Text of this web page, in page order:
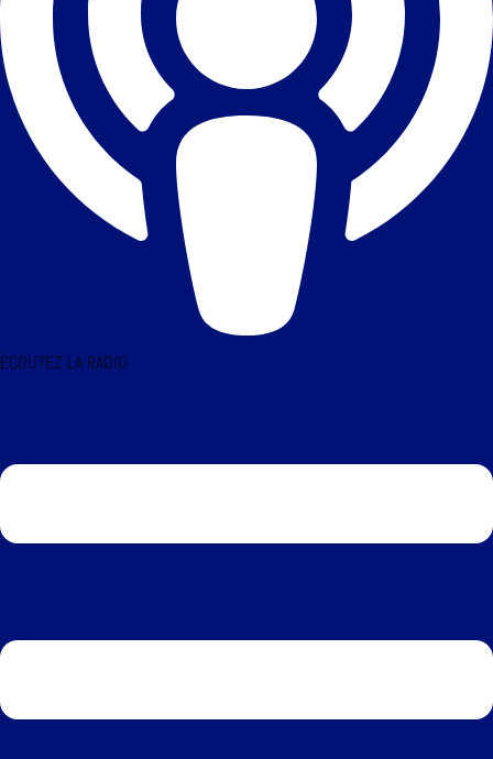
ÉCOUTEZ LA RADIO